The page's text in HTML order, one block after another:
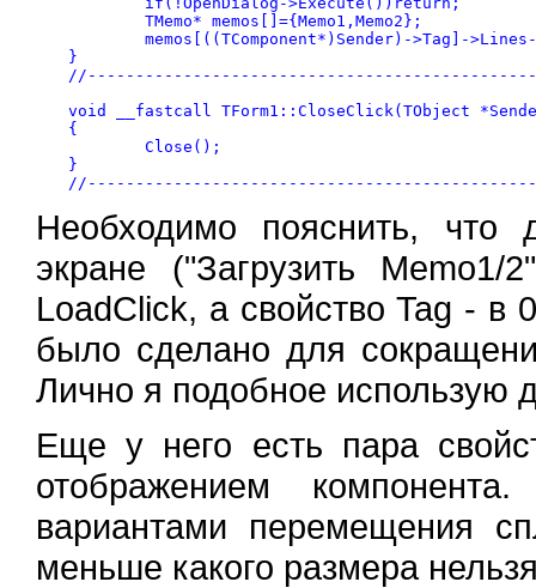
}
void __fastcall TForm1::CloseClick(TObject
{
}
Необходимо пояснить,
экране ("Загрузить
LoadClick, а свойство Tag - в
было сделано для
Лично я подобное использую
Еще у него есть пара
отображением
вариантами перемещения
меньше какого размера